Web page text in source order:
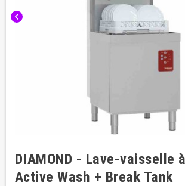
chevron_left
DIAMOND - Lave-vaisselle
Active Wash + Break Tank